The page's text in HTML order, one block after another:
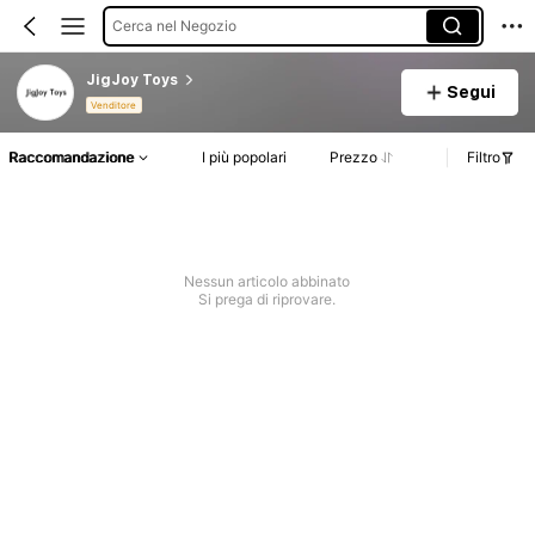
Cerca nel Negozio
JigJoy Toys
Venditore
Segui
Raccomandazione I più popolari Prezzo Filtro
Nessun articolo abbinato
Si prega di riprovare.